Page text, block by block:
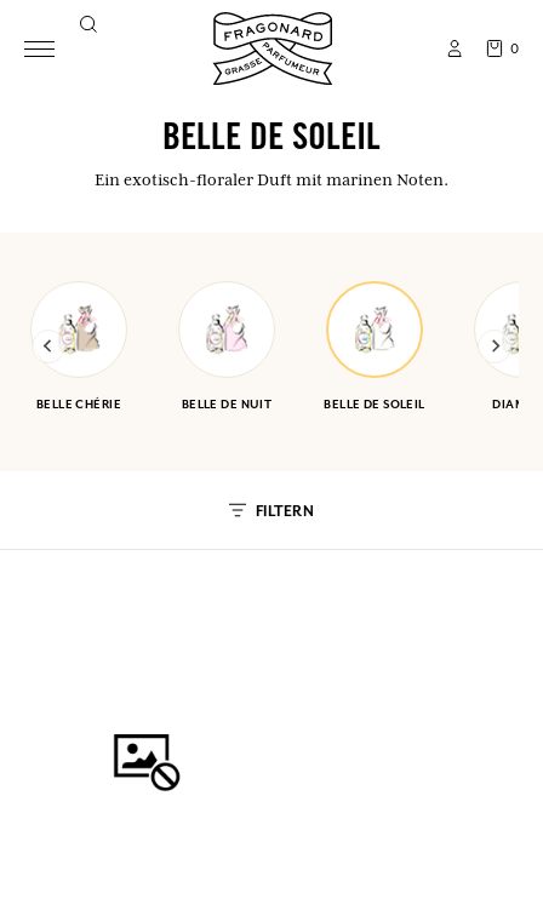
0
BELLE DE SOLEIL
Ein exotisch-floraler Duft mit marinen Noten.
BELLE CHÉRIE BELLE DE NUIT BELLE DE SOLEIL
FILTERN